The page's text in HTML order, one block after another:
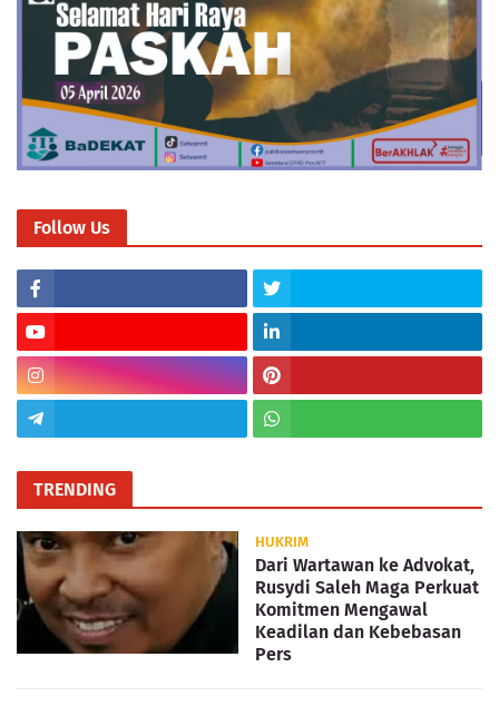
Follow Us
TRENDING
HUKRIM
Dari Wartawan ke Advokat,
Rusydi Saleh Maga Perkuat
Komitmen Mengawal
Keadilan dan Kebebasan
Pers